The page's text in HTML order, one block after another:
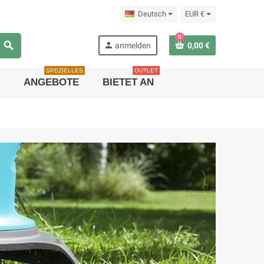
Deutsch EUR €
search person anmelden
0
0,00 €
ANGEBOTE
SPEZIELLES
BIETET AN
OUTLET